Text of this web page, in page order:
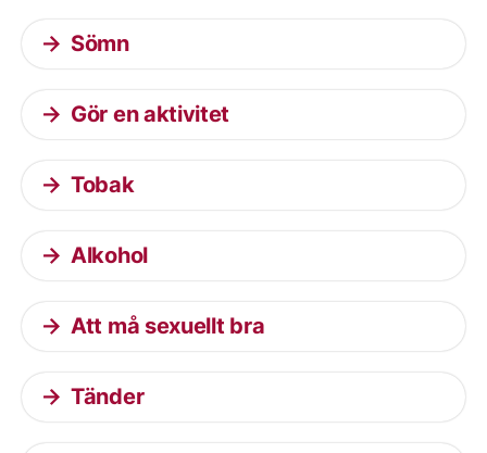
Sömn
Gör en aktivitet
Tobak
Alkohol
Att må sexuellt bra
Tänder